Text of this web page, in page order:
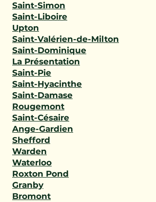
Saint-Simon
Saint-Liboire
Upton
Saint-Valérien-de-Milton
Saint-Dominique
La Présentation
Saint-Pie
Saint-Hyacinthe
Saint-Damase
Rougemont
Saint-Césaire
Ange-Gardien
Shefford
Warden
Waterloo
Roxton Pond
Granby
Bromont